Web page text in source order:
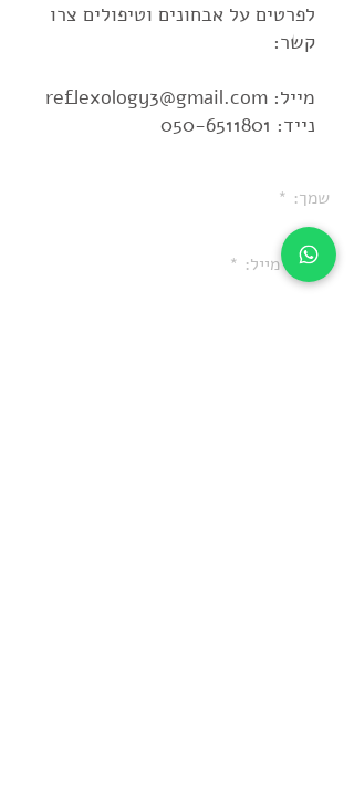
לפרטים על אבחונים וטיפולים צרו
קשר:
מייל: reflexology3@gmail.com
נייד: 050-6511801